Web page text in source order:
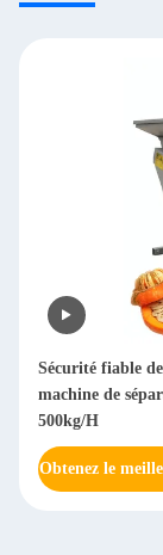
Machine à
Obtenez le